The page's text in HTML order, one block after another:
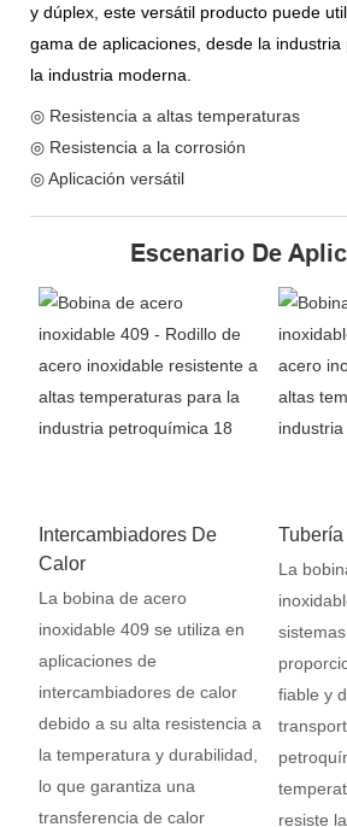
y dúplex, este versátil producto puede
gama de aplicaciones, desde la
la industria moderna.
◎ Resistencia a altas temperaturas
◎ Resistencia a la corrosión
◎ Aplicación versátil
Escenario De
Intercambiadores De
Calor
La bobina de acero
inoxidable 409 se utiliza en
aplicaciones de
intercambiadores de calor
debido a su alta resistencia a
la temperatura y durabilidad,
lo que garantiza una
transferencia de calor
Tubería
La
fiable y
resiste